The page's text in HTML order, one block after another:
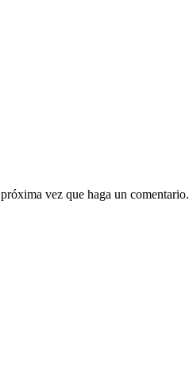
vez que haga un comentario.